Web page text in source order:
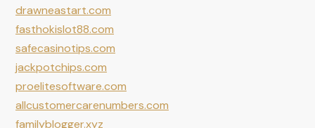
drawneastart.com
fasthokislot88.com
safecasinotips.com
jackpotchips.com
proelitesoftware.com
allcustomercarenumbers.com
familyblogger.xyz